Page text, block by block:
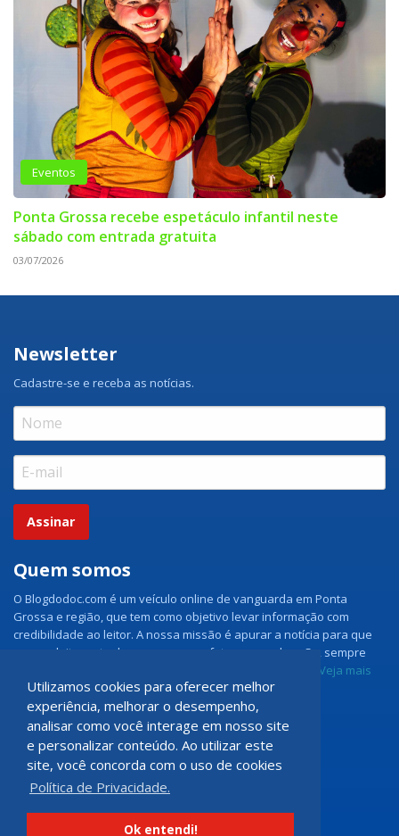
Utilizamos cookies para oferecer melhor
experiência, melhorar o desempenho,
analisar como você interage em nosso site
e personalizar conteúdo. Ao utilizar este
site, você concorda com o uso de cookies
Política de Privacidade.
Ok entendi!
Eventos
Ponta Grossa recebe espetáculo infantil neste
sábado com entrada gratuita
03/07/2026
Newsletter
Cadastre-se e receba as notícias.
Assinar
Quem somos
O Blogdodoc.com é um veículo online de vanguarda em Ponta
Grossa e região, que tem como objetivo levar informação com
credibilidade ao leitor. A nossa missão é apurar a notícia para que
nossos leitores tenham acesso aos fatos como eles são, sempre
Veja mais
Grupo Doc.com
Rua Rio de Janeiro, 150 - Sala 102
CEP: 84070-060 - Nova Rússia
Ponta Grossa \ PR